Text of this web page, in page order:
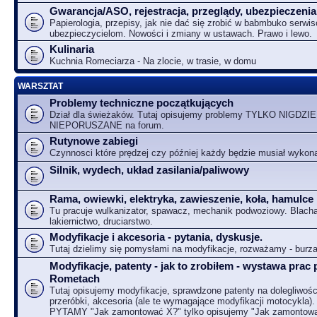
Gwarancja/ASO, rejestracja, przeglądy,
Papierologia, przepisy, jak nie dać się zrobić w babmbuko
ubezpieczycielom. Nowości i zmiany w ustawach. Prawo i lewo.
Kulinaria
Kuchnia Romeciarza - Na zlocie, w trasie, w domu
WARSZTAT
Problemy techniczne początkujących
Dział dla świeżaków. Tutaj opisujemy problemy TYLKO NIGDZIE
NIEPORUSZANE na forum.
Rutynowe zabiegi
Czynnosci które prędzej czy później każdy będzie musiał
Silnik, wydech, układ zasilania/paliwowy
Rama, owiewki, elektryka, zawieszenie, koła, hamulce
Tu pracuje wulkanizator, spawacz, mechanik podwoziowy.
lakiernictwo, druciarstwo.
Modyfikacje i akcesoria - pytania, dyskusje.
Tutaj dzielimy się pomysłami na modyfikacje, rozważamy -
Modyfikacje, patenty - jak to zrobiłem - wystawa prac
Rometach
Tutaj opisujemy modyfikacje, sprawdzone patenty na
przeróbki, akcesoria (ale te wymagające modyfikacji
PYTAMY "Jak zamontować X?" tylko opisujemy "Jak